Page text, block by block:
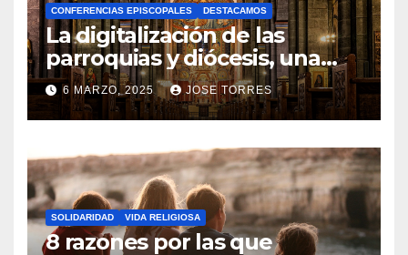
Y
C
O
M
N
T
A
R
CONFERENCIAS EPISCOPALES DESTACAMOS
La digitalización de las
parroquias y diócesis, una
realidad ya para el futuro de
la Iglesia
6 MARZO, 2025 JOSE TORRES
N
O
H
A
Y
SOLIDARIDAD VIDA RELIGIOSA
8 razones por las que